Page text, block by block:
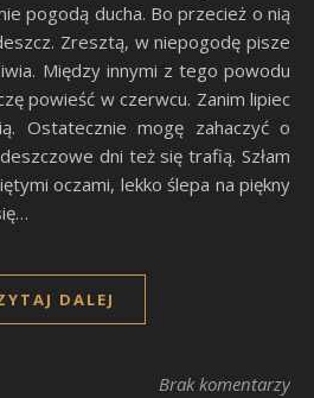
pogodą ducha. Bo przecież o nią
Zresztą, w niepogodę pisze
Między innymi z tego powodu
powieść w czerwcu. Zanim lipiec
Ostatecznie mogę zahaczyć o
dni też się trafią. Szłam
oczami, lekko ślepa na piękny
DALEJ
Brak komentarzy